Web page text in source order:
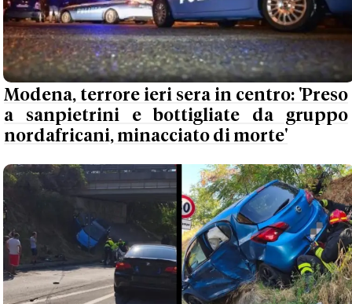
Modena, terrore ieri sera in centro: 'Preso
a sanpietrini e bottigliate da gruppo
nordafricani, minacciato di morte'